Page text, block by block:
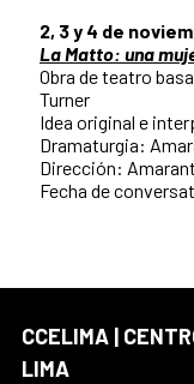
2, 3 y 4 de
La Matto: una
Obra de teatro
Turner
Idea original e
Dramaturgia:
Dirección:
Fecha de
CCELIMA |
LIMA